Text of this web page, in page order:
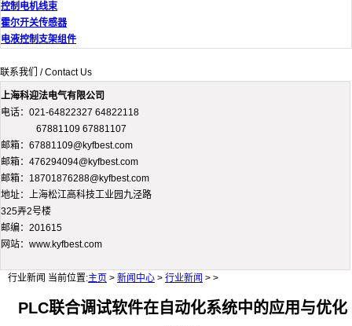
控制电机线束
霍尔开关传感器
电液控制支架组件
联系我们 / Contact Us
上海科迎法电气有限公司
电话：021-64822327 64822118
67881109 67881107
邮箱：67881109@kyfbest.com
邮箱：476294094@kyfbest.com
邮箱：18701876288@kyfbest.com
地址：上海松江高科技工业园九泾路
325弄2号楼
邮编：201615
网站：www.kyfbest.com
行业新闻 当前位置:主页 > 新闻中心 > 行业新闻 > >
PLC联合调试软件在自动化系统中的应用与优化